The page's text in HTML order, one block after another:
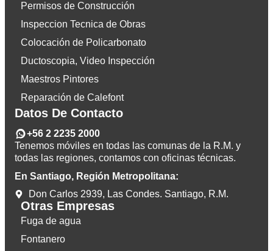
Permisos de Construcción
Inspeccion Tecnica de Obras
Colocación de Policarbonato
Ductoscopia, Video Inspección
Maestros Pintores
Reparación de Calefont
Datos De Contacto
+56 2 2235 2000
Tenemos móviles en todas las comunas de la R.M. y
todas las regiones, contamos con oficinas técnicas.
En Santiago, Región Metropolitana:
Don Carlos 2939, Las Condes. Santiago, R.M.
Otras Empresas
Fuga de agua
Fontanero